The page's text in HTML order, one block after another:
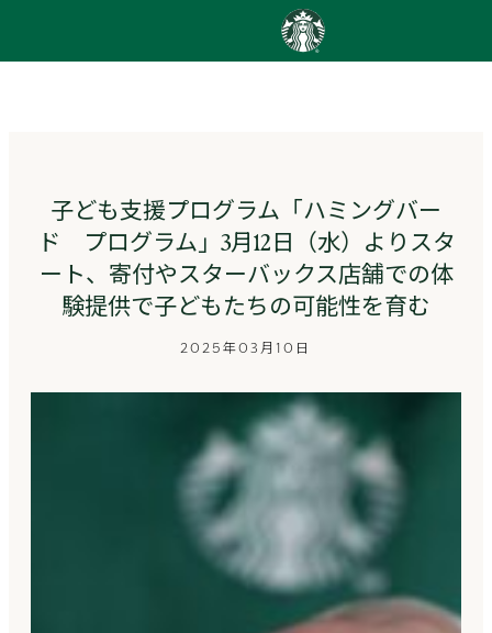
Go
ク
ス
ト
ー
ー
homepage
子ども支援プログラム「ハミングバー
ド プログラム」3月12日（水）よりスタ
ート、寄付やスターバックス店舗での体
験提供で子どもたちの可能性を育む
2025年03月10日